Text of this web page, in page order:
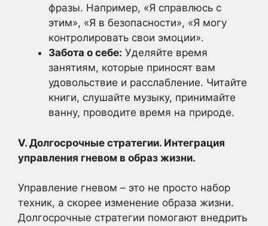
фразы. Например, «Я справлюсь с
этим», «Я в безопасности», «Я могу
контролировать свои эмоции».
Забота о себе: Уделяйте время
занятиям, которые приносят вам
удовольствие и расслабление. Читайте
книги, слушайте музыку, принимайте
ванну, проводите время на природе.
V. Долгосрочные стратегии. Интеграция
управления гневом в образ жизни.
Управление гневом – это не просто набор
техник, а скорее изменение образа жизни.
Долгосрочные стратегии помогают внедрить